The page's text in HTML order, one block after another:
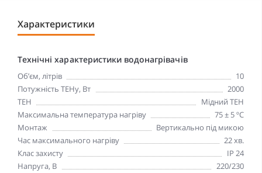
Характеристики
Технічні характеристики водонагрівачів
Об’єм, літрів
10
Потужність ТЕНу, Вт
2000
ТЕН
Мідний ТЕН
Максимальна температура нагріву
75 ± 5 ºC
Монтаж
Вертикально під микою
Час максимального нагріву
22 хв.
Клас захисту
IP 24
Напруга, В
220/230